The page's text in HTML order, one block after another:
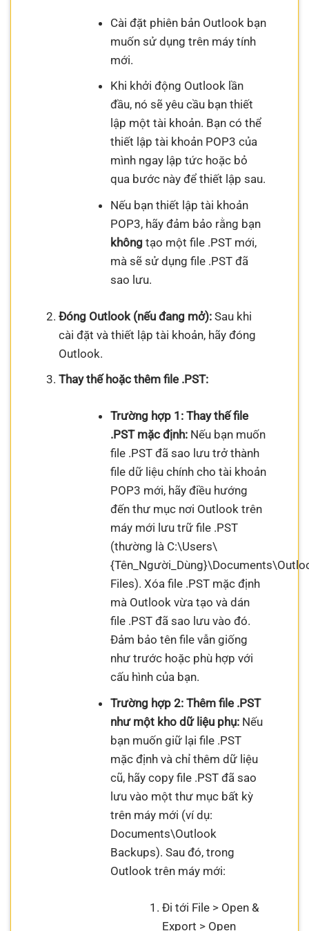
Cài đặt phiên bản Outlook bạn
muốn sử dụng trên máy tính
mới.
Khi khởi động Outlook lần
đầu, nó sẽ yêu cầu bạn thiết
lập một tài khoản. Bạn có thể
thiết lập tài khoản POP3 của
mình ngay lập tức hoặc bỏ
qua bước này để thiết lập sau.
Nếu bạn thiết lập tài khoản
POP3, hãy đảm bảo rằng bạn
không tạo một file .PST mới,
mà sẽ sử dụng file .PST đã
sao lưu.
Đóng Outlook (nếu đang mở):Sau khi
cài đặt và thiết lập tài khoản, hãy đóng
Outlook.
Thay thế hoặc thêm file .PST:
Trường hợp 1: Thay thế file
.PST mặc định:Nếu bạn muốn
file .PST đã sao lưu trở thành
file dữ liệu chính cho tài khoản
POP3 mới, hãy điều hướng
đến thư mục nơi Outlook trên
máy mới lưu trữ file .PST
(thường là C:\Users\
Files). Xóa file .PST mặc định
mà Outlook vừa tạo và dán
file .PST đã sao lưu vào đó.
Đảm bảo tên file vẫn giống
như trước hoặc phù hợp với
cấu hình của bạn.
Trường hợp 2: Thêm file .PST
như một kho dữ liệu phụ:Nếu
bạn muốn giữ lại file .PST
mặc định và chỉ thêm dữ liệu
cũ, hãy copy file .PST đã sao
lưu vào một thư mục bất kỳ
trên máy mới (ví dụ:
Documents\Outlook
Backups). Sau đó, trong
Outlook trên máy mới:
Đi tới File > Open &
Export > Open